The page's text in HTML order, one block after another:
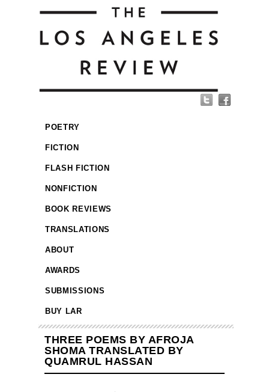
POETRY
FICTION
FLASH FICTION
NONFICTION
BOOK REVIEWS
TRANSLATIONS
ABOUT
AWARDS
SUBMISSIONS
BUY LAR
THREE POEMS BY AFROJA
SHOMA TRANSLATED BY
QUAMRUL HASSAN